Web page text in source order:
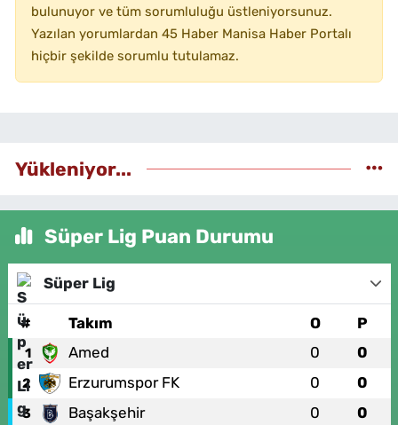
bulunuyor ve tüm sorumluluğu üstleniyorsunuz.
Yazılan yorumlardan 45 Haber Manisa Haber Portalı
hiçbir şekilde sorumlu tutulamaz.
Yükleniyor...
Süper Lig Puan Durumu
Süper Lig
# Takım O P
1 Amed 0 0
2 Erzurumspor FK 0 0
3 Başakşehir 0 0